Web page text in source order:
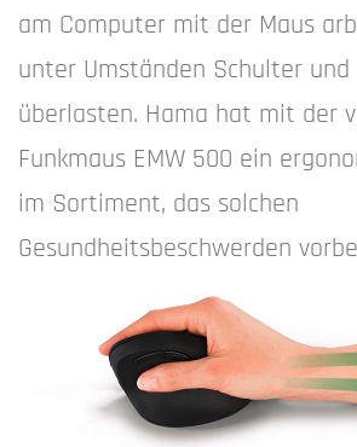
am Computer mit der Maus
unter Umständen Schulter und
überlasten. Hama hat mit der
Funkmaus EMW 500 ein
im Sortiment, das solchen
Gesundheitsbeschwerden